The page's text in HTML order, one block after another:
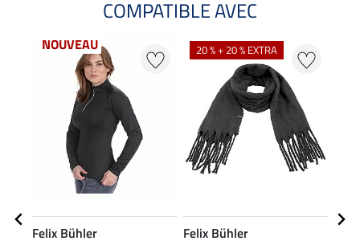
COMPATIBLE AVEC
NOUVEAU
Felix Bühler
20 % + 20 % EXTRA
Felix Bühler